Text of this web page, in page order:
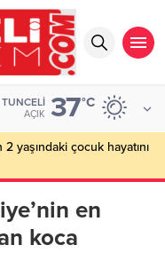
TUNCELI
AÇIK 37°C
yaşındaki çocuk hayatını
en
koca